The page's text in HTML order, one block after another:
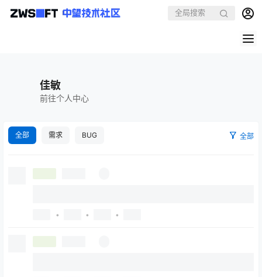
佳敏
前往个人中心
全部 需求 BUG 全部
• • •